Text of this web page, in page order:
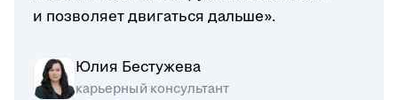
и позволяет двигаться дальше».
Юлия Бестужева
карьерный консультант